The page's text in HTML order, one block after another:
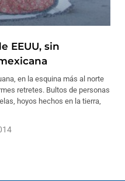
EEUU, sin
en la esquina más al norte
retretes. Bultos de personas
hoyos hechos en la tierra,